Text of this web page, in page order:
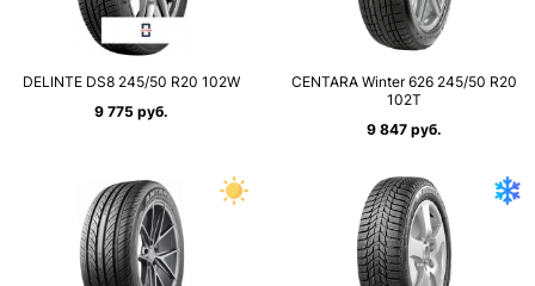
DELINTE DS8 245/50 R20 102W
9 775 руб.
CENTARA Winter 626 245/50 R20
102T
9 847 руб.